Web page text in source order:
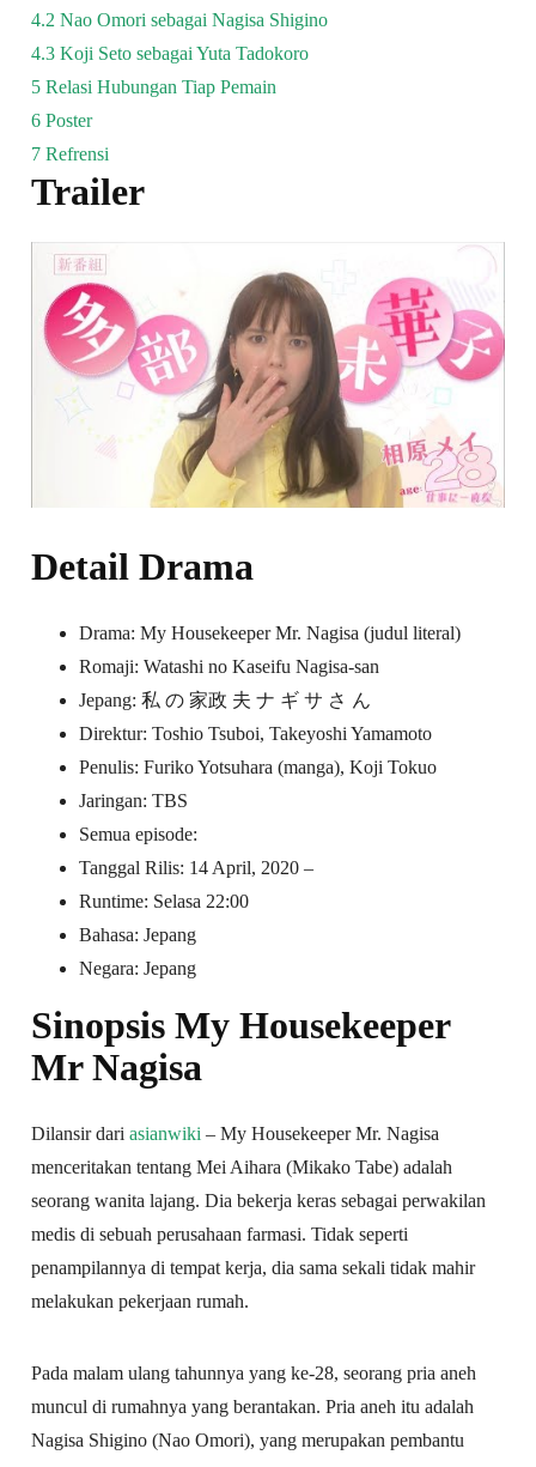
4.2 Nao Omori sebagai Nagisa Shigino
4.3 Koji Seto sebagai Yuta Tadokoro
5 Relasi Hubungan Tiap Pemain
6 Poster
7 Refrensi
Trailer
Detail Drama
Drama: My Housekeeper Mr. Nagisa (judul literal)
Romaji: Watashi no Kaseifu Nagisa-san
Jepang: 私 の 家政 夫 ナ ギ サ さ ん
Direktur: Toshio Tsuboi, Takeyoshi Yamamoto
Penulis: Furiko Yotsuhara (manga), Koji Tokuo
Jaringan: TBS
Semua episode:
Tanggal Rilis: 14 April, 2020 –
Runtime: Selasa 22:00
Bahasa: Jepang
Negara: Jepang
Sinopsis My Housekeeper
Mr Nagisa
Dilansir dariasianwiki– My Housekeeper Mr. Nagisa
menceritakan tentang Mei Aihara (Mikako Tabe) adalah
seorang wanita lajang. Dia bekerja keras sebagai perwakilan
medis di sebuah perusahaan farmasi. Tidak seperti
penampilannya di tempat kerja, dia sama sekali tidak mahir
melakukan pekerjaan rumah.
Pada malam ulang tahunnya yang ke-28, seorang pria aneh
muncul di rumahnya yang berantakan. Pria aneh itu adalah
Nagisa Shigino (Nao Omori), yang merupakan pembantu